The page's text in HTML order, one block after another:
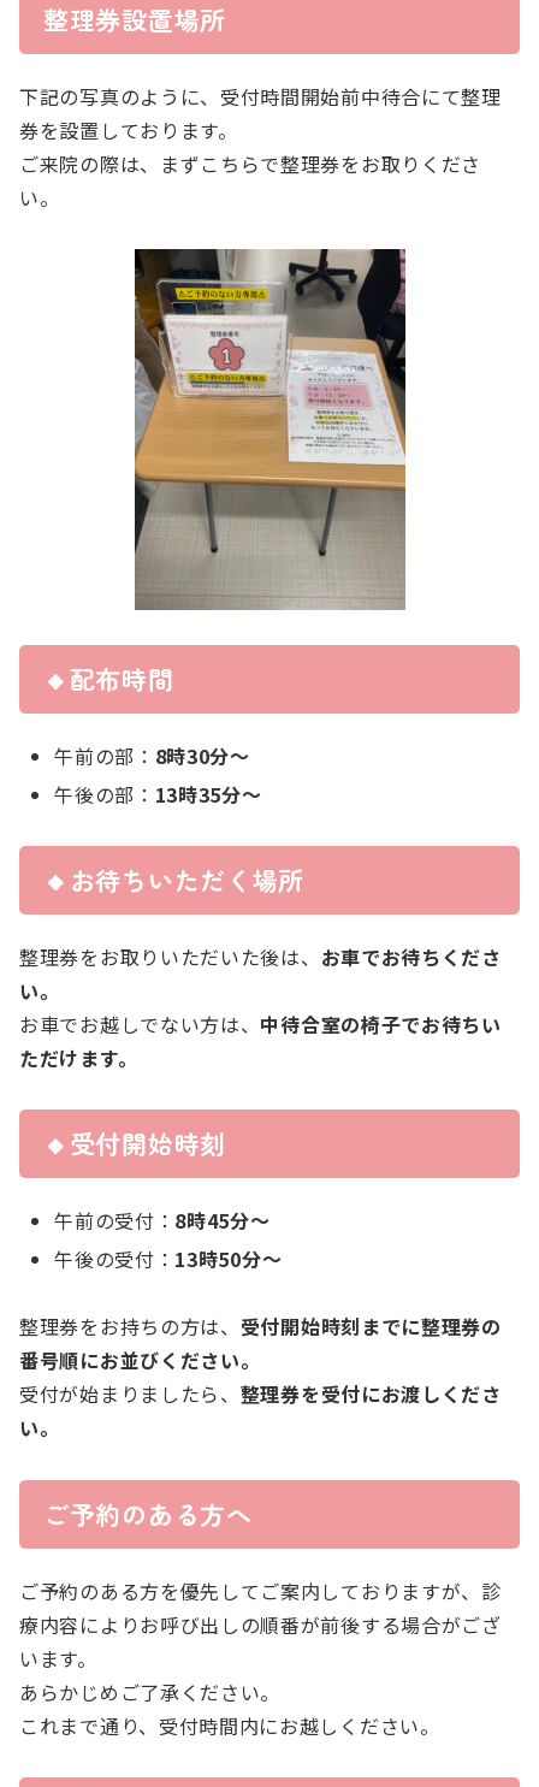
整理券設置場所
下記の写真のように、受付時間開始前中待合にて整理
券を設置しております。
ご来院の際は、まずこちらで整理券をお取りくださ
い。
🔸配布時間
午前の部： 8時30分～
午後の部： 13時35分～
🔸お待ちいただく場所
整理券をお取りいただいた後は、 お車でお待ちくださ
い。
お車でお越しでない方は、 中待合室の椅子でお待ちい
ただけます。
🔸受付開始時刻
午前の受付： 8時45分～
午後の受付： 13時50分～
整理券をお持ちの方は、 受付開始時刻までに整理券の
番号順にお並びください。
受付が始まりましたら、 整理券を受付にお渡しくださ
い。
ご予約のある方へ
ご予約のある方を優先してご案内しておりますが、診
療内容によりお呼び出しの順番が前後する場合がござ
います。
あらかじめご了承ください。
これまで通り、受付時間内にお越しください。